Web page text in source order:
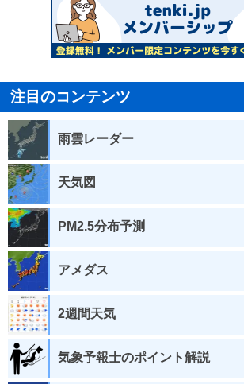
注目のコンテンツ
雨雲レーダー
天気図
PM2.5分布予測
アメダス
2週間天気
気象予報士のポイント解説